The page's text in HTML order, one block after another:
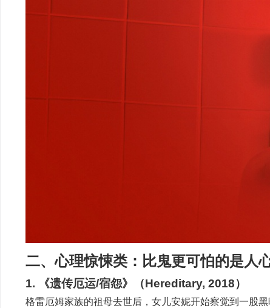
二、心理惊悚类：比鬼更可怕的是人
1. 《遗传厄运/宿怨》（Hereditary, 2018）
格雷厄姆家族的祖母去世后，女儿安妮开始察觉到一股